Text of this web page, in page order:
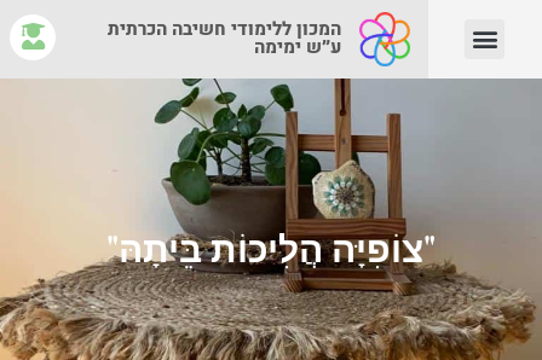
המכון ללימודי חשיבה הכרתית
ע״ש ימימה
"צוֹפִיָּה הֲלִיכוֹת בֵּיתָהּ"